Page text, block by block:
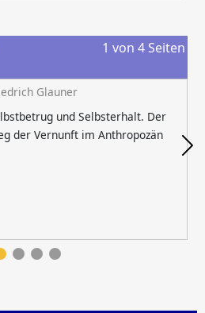
1 von 4 Seiten
Glauner
und Selbsterhalt. Der
der Vernunft im Anthropozän